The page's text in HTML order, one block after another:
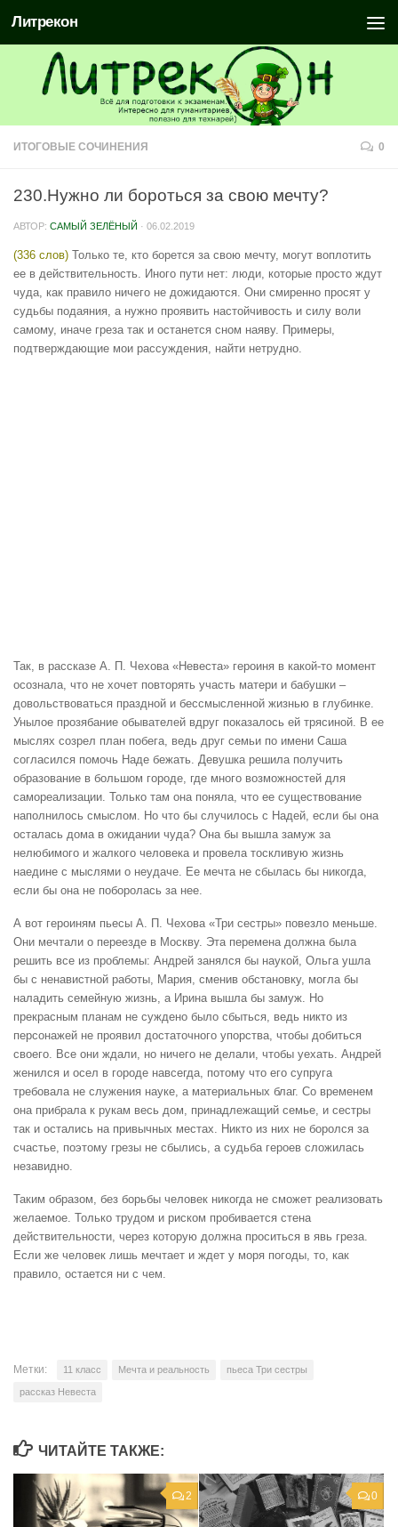
Литрекон
ИТОГОВЫЕ СОЧИНЕНИЯ 0
230.Нужно ли бороться за свою мечту?
АВТОР: САМЫЙ ЗЕЛЁНЫЙ · 06.02.2019
(336 слов) Только те, кто борется за свою мечту, могут воплотить
ее в действительность. Иного пути нет: люди, которые просто ждут
чуда, как правило ничего не дожидаются. Они смиренно просят у
судьбы подаяния, а нужно проявить настойчивость и силу воли
самому, иначе греза так и останется сном наяву. Примеры,
подтверждающие мои рассуждения, найти нетрудно.
Так, в рассказе А. П. Чехова «Невеста» героиня в какой-то момент
осознала, что не хочет повторять участь матери и бабушки –
довольствоваться праздной и бессмысленной жизнью в глубинке.
Унылое прозябание обывателей вдруг показалось ей трясиной. В ее
мыслях созрел план побега, ведь друг семьи по имени Саша
согласился помочь Наде бежать. Девушка решила получить
образование в большом городе, где много возможностей для
самореализации. Только там она поняла, что ее существование
наполнилось смыслом. Но что бы случилось с Надей, если бы она
осталась дома в ожидании чуда? Она бы вышла замуж за
нелюбимого и жалкого человека и провела тоскливую жизнь
наедине с мыслями о неудаче. Ее мечта не сбылась бы никогда,
если бы она не поборолась за нее.
А вот героиням пьесы А. П. Чехова «Три сестры» повезло меньше.
Они мечтали о переезде в Москву. Эта перемена должна была
решить все из проблемы: Андрей занялся бы наукой, Ольга ушла
бы с ненавистной работы, Мария, сменив обстановку, могла бы
наладить семейную жизнь, а Ирина вышла бы замуж. Но
прекрасным планам не суждено было сбыться, ведь никто из
персонажей не проявил достаточного упорства, чтобы добиться
своего. Все они ждали, но ничего не делали, чтобы уехать. Андрей
женился и осел в городе навсегда, потому что его супруга
требовала не служения науке, а материальных благ. Со временем
она прибрала к рукам весь дом, принадлежащий семье, и сестры
так и остались на привычных местах. Никто из них не боролся за
счастье, поэтому грезы не сбылись, а судьба героев сложилась
незавидно.
Таким образом, без борьбы человек никогда не сможет реализовать
желаемое. Только трудом и риском пробивается стена
действительности, через которую должна проситься в явь греза.
Если же человек лишь мечтает и ждет у моря погоды, то, как
правило, остается ни с чем.
Метки: 11 класс Мечта и реальность пьеса Три сестры
рассказ Невеста
ЧИТАЙТЕ ТАКЖЕ:
2 0